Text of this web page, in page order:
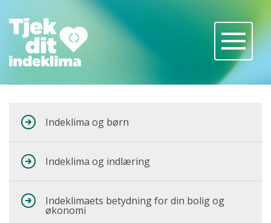
Indeklima og børn
Indeklima og indlæring
Indeklimaets betydning for din bolig og
økonomi